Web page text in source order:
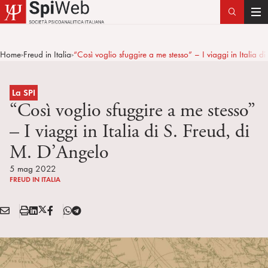
T
g
Home>Freud in Italia>“Così voglio sfuggire a me stesso” – I viaggi in Italia di
La SPI
“Così voglio sfuggire a me stesso”
– I viaggi in Italia di S. Freud, di
M. D’Angelo
5 mag 2022
FREUD IN ITALIA
Condividi:
E
A
I
S
a
m
L
n
k
X
T
w
F
T
l
e